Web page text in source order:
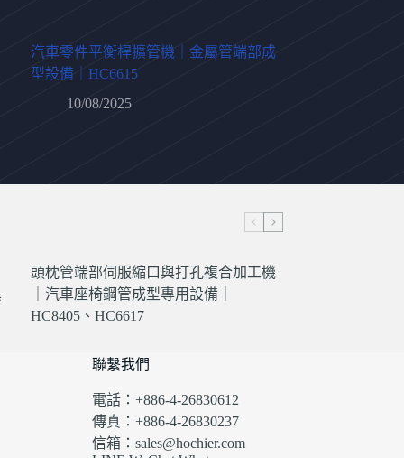
汽車零件平衡桿擴管機｜金屬管端部成
型設備｜HC6615
10/08/2025
頭枕管端部伺服縮口與打孔複合加工機
｜汽車座椅鋼管成型專用設備｜
HC8405、HC6617
聯繫我們
電話：+886-4-26830612
傳真：+886-4-26830237
信箱：sales@hochier.com